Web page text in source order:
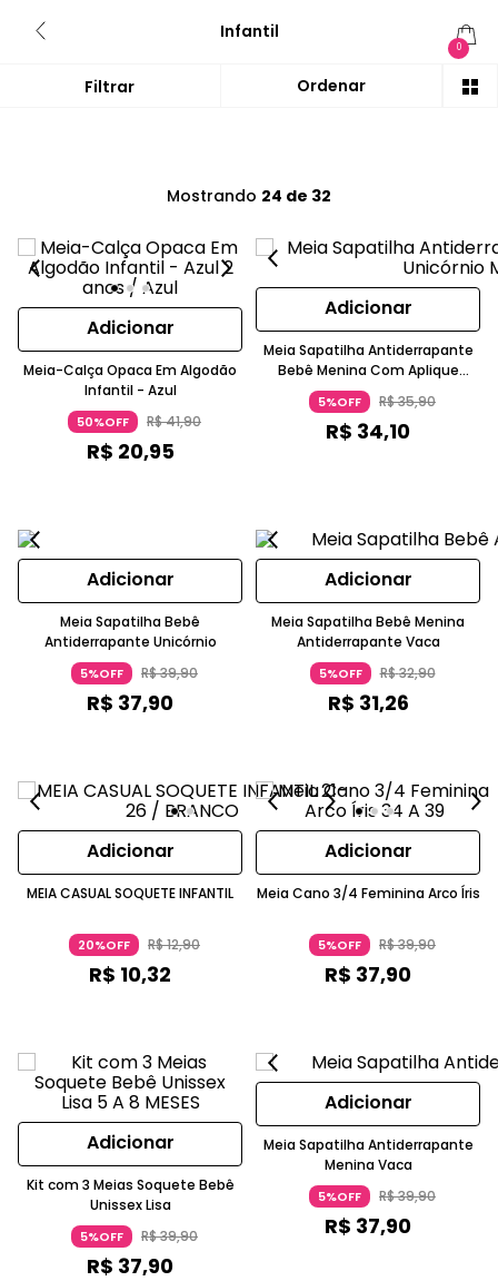
Infantil
0
Mostrando 24 de 32
Adicionar
Meia-Calça Opaca Em Algodão
Infantil - Azul
50%OFF R$41,90
R$ 20,95
Adicionar
Meia Sapatilha Antiderrapante
Bebê Menina Com Aplique
Unicórnio Music
5%OFF R$35,90
R$ 34,10
Adicionar
Meia Sapatilha Bebê
Antiderrapante Unicórnio
5%OFF R$39,90
R$ 37,90
Adicionar
Meia Sapatilha Bebê Menina
Antiderrapante Vaca
5%OFF R$32,90
R$ 31,26
Adicionar
MEIA CASUAL SOQUETE INFANTIL
20%OFF R$12,90
R$ 10,32
Adicionar
Meia Cano 3/4 Feminina Arco Íris
5%OFF R$39,90
R$ 37,90
Adicionar
Kit com 3 Meias Soquete Bebê
Unissex Lisa
5%OFF R$39,90
R$ 37,90
Adicionar
Meia Sapatilha Antiderrapante
Menina Vaca
5%OFF R$39,90
R$ 37,90